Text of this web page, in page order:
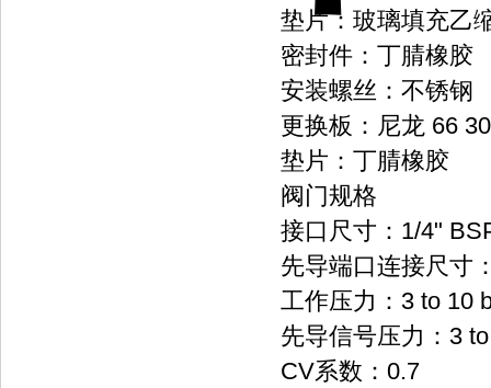
垫片：玻璃填充乙
密封件：丁腈橡胶
安装螺丝：不锈钢
更换板：尼龙 66
垫片：丁腈橡胶
阀门规格
接口尺寸：1/4"
先导端口连接尺寸
工作压力：3 to 10
先导信号压力：3
CV系数：0.7